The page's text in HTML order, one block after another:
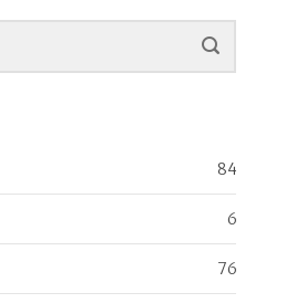
84
6
76